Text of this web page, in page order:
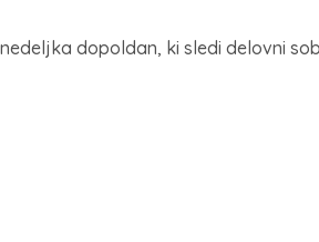
dopoldan, ki sledi delovni